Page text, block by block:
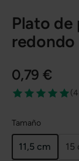
Plato de
redondo
0,79 €
(
Tamaño
11,5 cm 15